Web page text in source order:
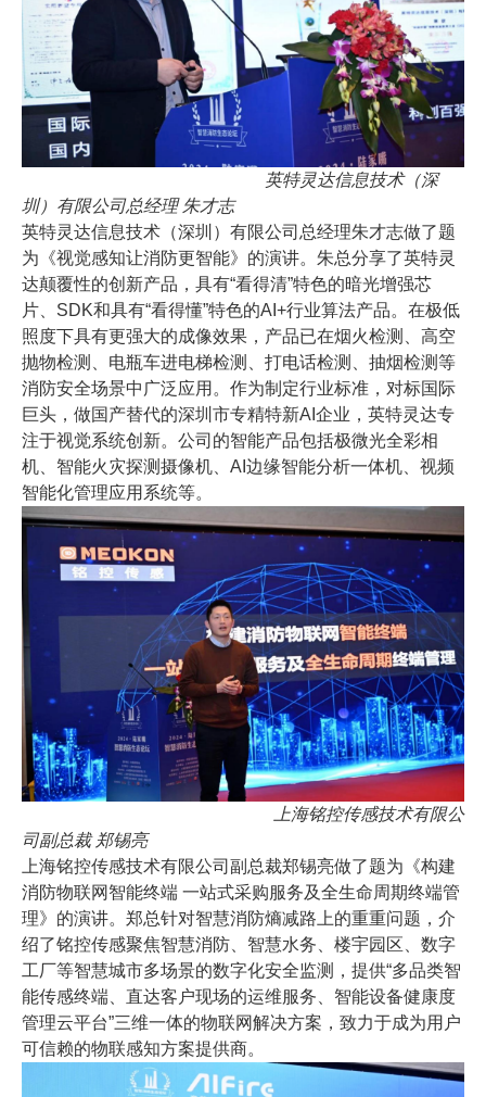
英特灵达信息技术（深
圳）有限公司总经理 朱才志
英特灵达信息技术（深圳）有限公司总经理朱才志做了题
为《视觉感知让消防更智能》的演讲。朱总分享了英特灵
达颠覆性的创新产品，具有“看得清”特色的暗光增强芯
片、SDK和具有“看得懂”特色的AI+行业算法产品。在极低
照度下具有更强大的成像效果，产品已在烟火检测、高空
抛物检测、电瓶车进电梯检测、打电话检测、抽烟检测等
消防安全场景中广泛应用。作为制定行业标准，对标国际
巨头，做国产替代的深圳市专精特新AI企业，英特灵达专
注于视觉系统创新。公司的智能产品包括极微光全彩相
机、智能火灾探测摄像机、AI边缘智能分析一体机、视频
智能化管理应用系统等。
上海铭控传感技术有限公
司副总裁 郑锡亮
上海铭控传感技术有限公司副总裁郑锡亮做了题为《构建
消防物联网智能终端 一站式采购服务及全生命周期终端管
理》的演讲。郑总针对智慧消防熵减路上的重重问题，介
绍了铭控传感聚焦智慧消防、智慧水务、楼宇园区、数字
工厂等智慧城市多场景的数字化安全监测，提供“多品类智
能传感终端、直达客户现场的运维服务、智能设备健康度
管理云平台”三维一体的物联网解决方案，致力于成为用户
可信赖的物联感知方案提供商。